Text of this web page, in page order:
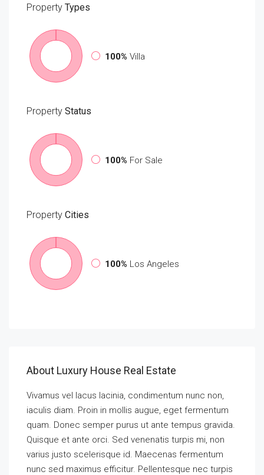
Property Types
100% Villa
Property Status
100% For Sale
Property Cities
100% Los Angeles
About Luxury House Real Estate
Vivamus vel lacus lacinia, condimentum nunc non,
iaculis diam. Proin in mollis augue, eget fermentum
quam. Donec semper purus ut ante tempus gravida.
Quisque et ante orci. Sed venenatis turpis mi, non
varius justo scelerisque id. Maecenas fermentum
nunc sed maximus efficitur. Pellentesque nec turpis